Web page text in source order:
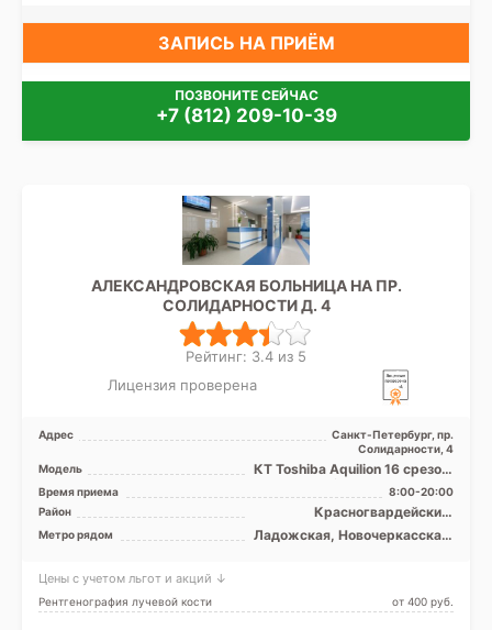
ЗАПИСЬ НА ПРИЁМ
ПОЗВОНИТЕ СЕЙЧАС
+7 (812) 209-10-39
АЛЕКСАНДРОВСКАЯ БОЛЬНИЦА НА ПР.
СОЛИДАРНОСТИ Д. 4
Рейтинг: 3.4 из 5
Лицензия проверена
Адрес
Санкт-Петербург, пр.
Солидарности, 4
Модель
КТ Toshiba Aquilion 16 срезов,
КТ Siemens SOMATOM
Definition AS 128 ср ...
Время приема
8:00-20:00
Район
Красногвардейский,
Невский, Центральный, Лен.
область
Метро рядом
Ладожская, Новочеркасская,
Цены с учетом льгот и акций ↓
Рентгенография лучевой кости от 400 pуб.